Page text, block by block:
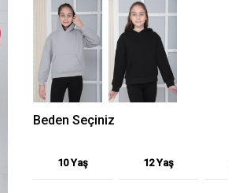
Beden Seçiniz
10 Yaş 12 Yaş